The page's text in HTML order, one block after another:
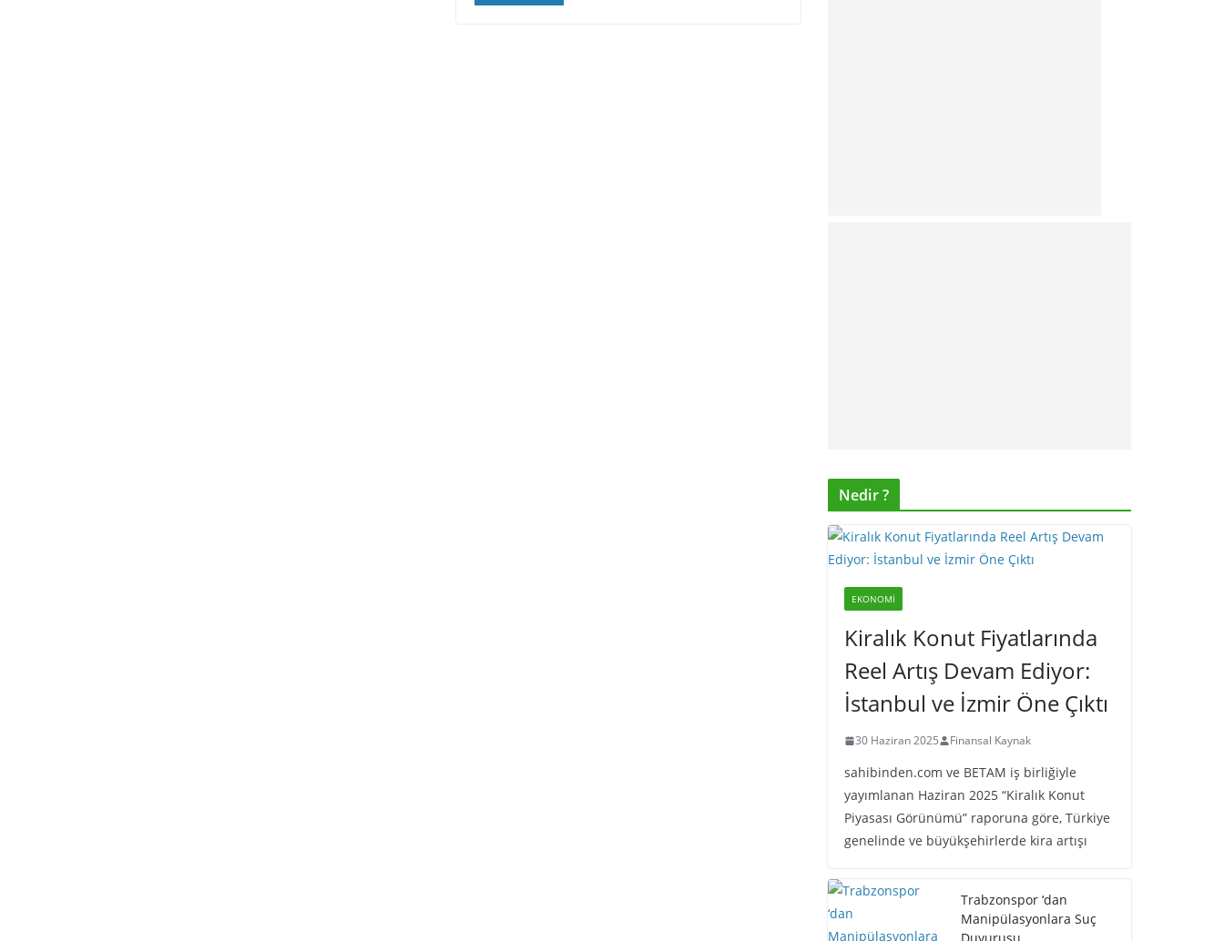
Nedir ?
EKONOMI
Kiralık Konut Fiyatlarında
Reel Artış Devam Ediyor:
İstanbul ve İzmir Öne Çıktı
30 Haziran 2025 Finansal Kaynak
sahibinden.com ve BETAM iş birliğiyle
yayımlanan Haziran 2025 “Kiralık Konut
Piyasası Görünümü” raporuna göre, Türkiye
genelinde ve büyükşehirlerde kira artışı
Trabzonspor ‘dan
Manipülasyonlara Suç